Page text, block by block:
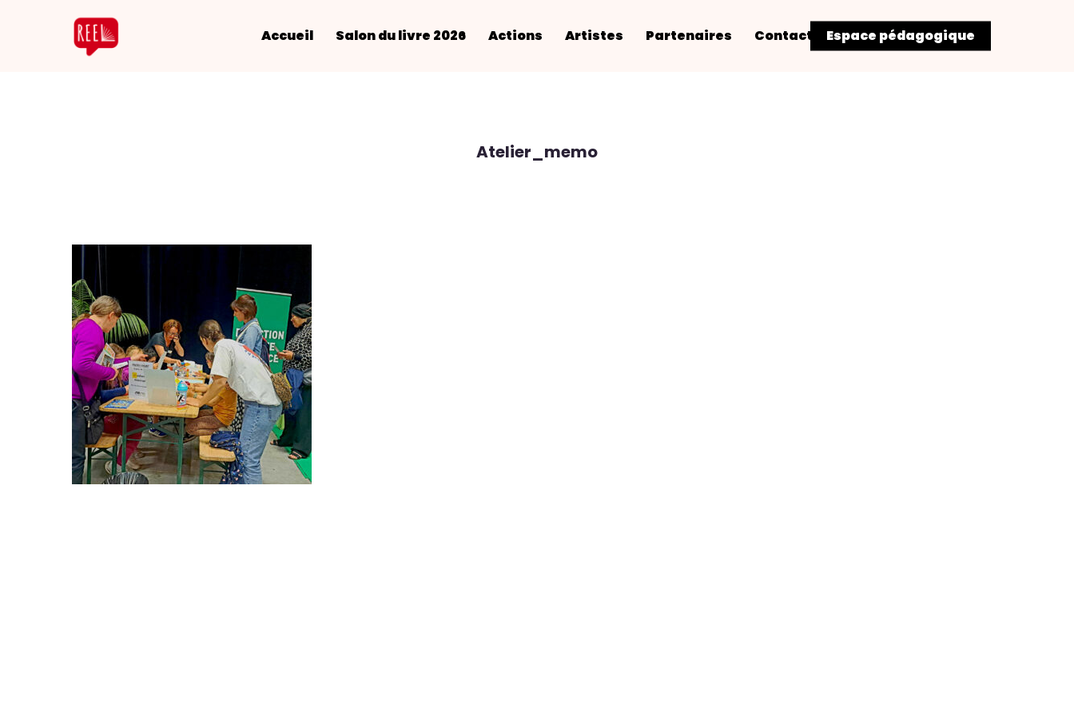
Accueil Salon du livre 2026 Actions Artistes Partenaires Contact Espace pédagogique
Atelier_memo